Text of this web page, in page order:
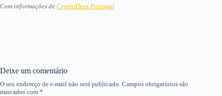
Com informações de CryptoDnes Portugal
Deixe um comentário
O seu endereço de e-mail não será publicado. Campos obrigatórios são
marcados com *